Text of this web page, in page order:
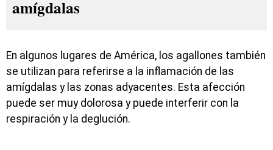
amígdalas
En algunos lugares de América, los agallones también
se utilizan para referirse a la inflamación de las
amígdalas y las zonas adyacentes. Esta afección
puede ser muy dolorosa y puede interferir con la
respiración y la deglución.